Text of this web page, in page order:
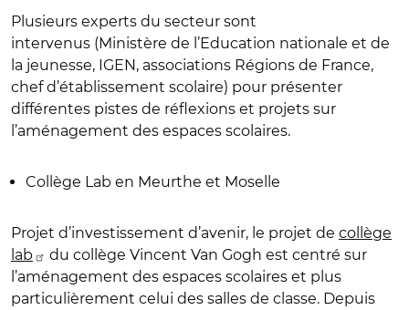
Plusieurs experts du secteur sont
intervenus (Ministère de l’Education nationale et de
la jeunesse, IGEN, associations Régions de France,
chef d’établissement scolaire) pour présenter
différentes pistes de réflexions et projets sur
l’aménagement des espaces scolaires.
Collège Lab en Meurthe et Moselle
Projet d’investissement d’avenir, le projet de collège
lab
du collège Vincent Van Gogh est centré sur
l’aménagement des espaces scolaires et plus
particulièrement celui des salles de classe. Depuis